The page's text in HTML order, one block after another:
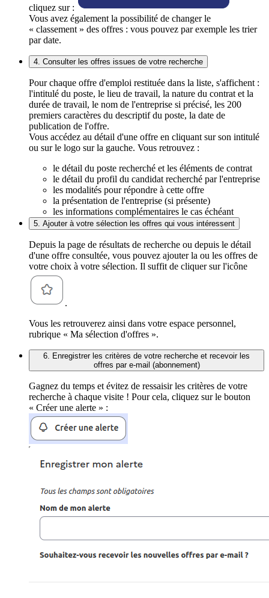
cliquez sur :
Vous avez également la possibilité de changer le
« classement » des offres : vous pouvez par exemple les trier
par date.
4. Consulter les offres issues de votre recherche
Pour chaque offre d'emploi restituée dans la liste, s'affichent :
l'intitulé du poste, le lieu de travail, la nature du contrat et la
durée de travail, le nom de l'entreprise si précisé, les 200
premiers caractères du descriptif du poste, la date de
publication de l'offre.
Vous accédez au détail d'une offre en cliquant sur son intitulé
ou sur le logo sur la gauche. Vous retrouvez :
le détail du poste recherché et les éléments de contrat
le détail du profil du candidat recherché par l'entreprise
les modalités pour répondre à cette offre
la présentation de l'entreprise (si présente)
les informations complémentaires le cas échéant
5. Ajouter à votre sélection les offres qui vous intéressent
Depuis la page de résultats de recherche ou depuis le détail
d'une offre consultée, vous pouvez ajouter la ou les offres de
votre choix à votre sélection. Il suffit de cliquer sur l'icône
.
Vous les retrouverez ainsi dans votre espace personnel,
rubrique « Ma sélection d'offres ».
6. Enregistrer les critères de votre recherche et recevoir les
offres par e-mail (abonnement)
Gagnez du temps et évitez de ressaisir les critères de votre
recherche à chaque visite ! Pour cela, cliquez sur le bouton
« Créer une alerte » :